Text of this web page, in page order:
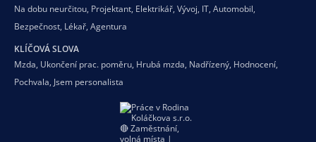
Na dobu neurčitou, Projektant, Elektrikář, Vývoj, IT, Automobil,
Bezpečnost, Lékař, Agentura
KLÍČOVÁ SLOVA
Mzda, Ukončení prac. poměru, Hrubá mzda, Nadřízený, Hodnocení,
Pochvala, Jsem personalista